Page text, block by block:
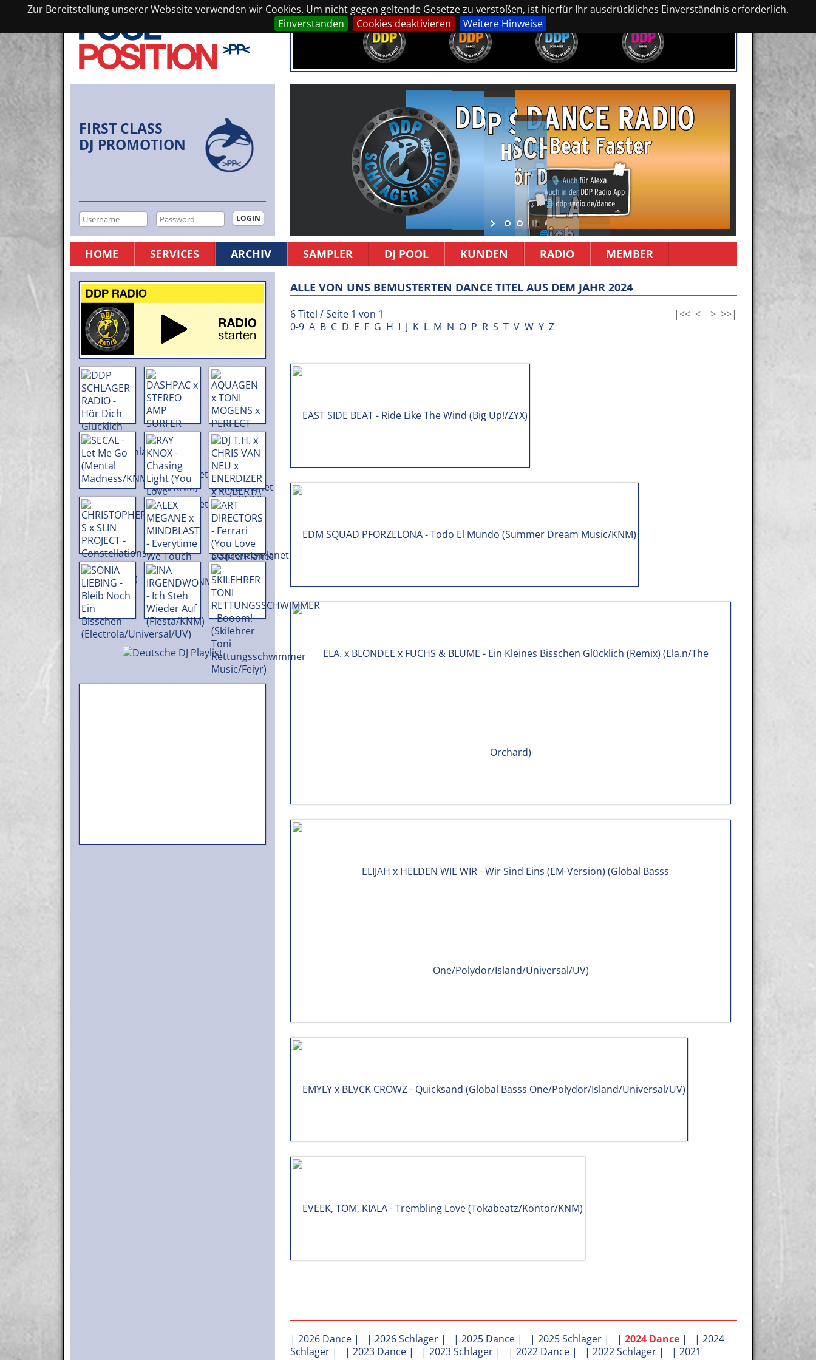
Zur Bereitstellung unserer Webseite verwenden wir Cookies. Um nicht gegen geltende Gesetze zu verstoßen, ist hierfür Ihr ausdrückliches Einverständnis erforderlich.
Einverstanden
Cookies deaktivieren Weitere Hinweise
FIRST CLASS
DJ PROMOTION
HOME SERVICES ARCHIV SAMPLER DJ POOL KUNDEN RADIO MEMBER
ALLE VON UNS BEMUSTERTEN DANCE TITEL AUS DEM JAHR 2024
6 Titel / Seite 1 von 1 |<< < > >>|
0-9 A B C D E F G H I J K L M N O P R S T V W Y Z
| 2026 Dance | | 2026 Schlager | | 2025 Dance | | 2025 Schlager | | 2024 Dance | | 2024
Schlager | | 2023 Dance | | 2023 Schlager | | 2022 Dance | | 2022 Schlager | | 2021